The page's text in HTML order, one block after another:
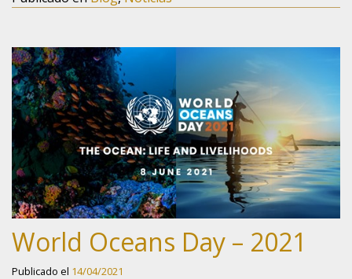
World Oceans Day – 2021
Publicado el 14/04/2021